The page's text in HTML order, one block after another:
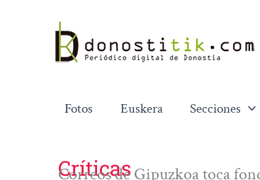
contenido
Fotos Euskera Secciones
Críticas
Correos de Gipuzkoa toca